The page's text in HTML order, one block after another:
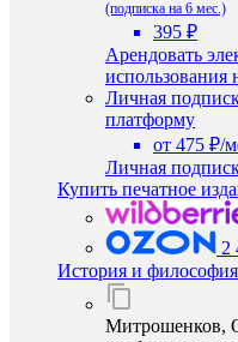
(подписка на 6 мес.)
395 ₽
Арендовать
использования
Личная
платформу
от 475 ₽/
Личная
Купить печатное
2
История и
Митрошенков,